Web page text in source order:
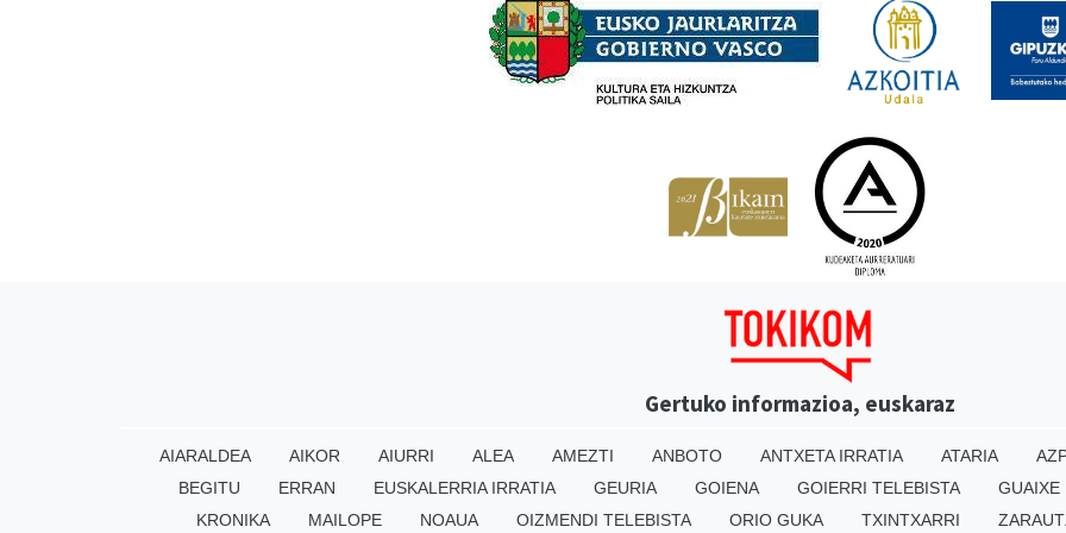
Gertuko informazioa, euskaraz
AIARALDEA AIKOR AIURRI ALEA AMEZTI ANBOTO ANTXETA IRRATIA ATARIA
BEGITU
ERRAN EUSKALERRIA IRRATIA GEURIA GOIENA GOIERRI TELEBISTA
GUAIXE
KRONIKA
MAILOPE NOAUA OIZMENDI TELEBISTA ORIO GUKA TXINTXARRI